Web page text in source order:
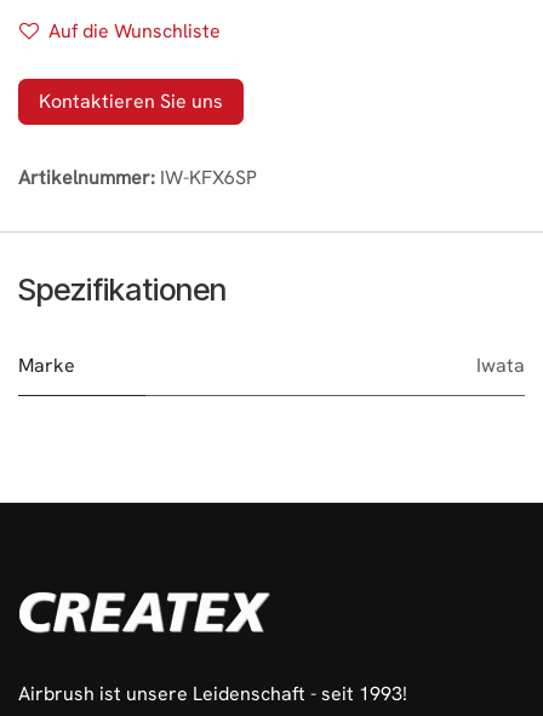
Auf die Wunschliste
Kontaktieren Sie uns
Artikelnummer: IW-KFX6SP
Spezifikationen
Marke Iwata
Airbrush ist unsere Leidenschaft - seit 1993!